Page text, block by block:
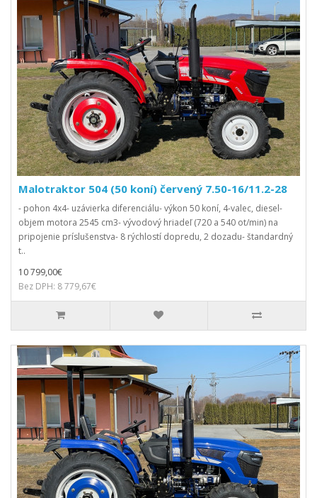
Malotraktor 504 (50 koní) červený 7.50-16/11.2-28
- pohon 4x4- uzávierka diferenciálu- výkon 50 koní, 4-valec, diesel-
objem motora 2545 cm3- vývodový hriadeľ (720 a 540 ot/min) na
pripojenie príslušenstva- 8 rýchlostí dopredu, 2 dozadu- štandardný
t..
10 799,00€
Bez DPH: 8 779,67€